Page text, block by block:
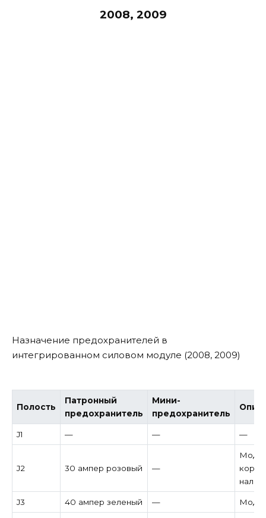
2008, 2009
Назначение предохранителей в
интегрированном силовом модуле (2008, 2009)
Полость
Патронный
предохранитель
Мини-
предохранитель
J1 — — —
J2 30 ампер розовый —
J3 40 ампер зеленый —